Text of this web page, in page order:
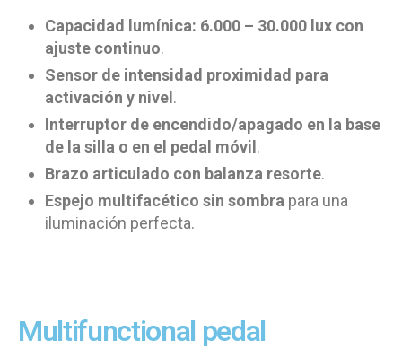
Capacidad lumínica: 6.000 – 30.000 lux con
ajuste continuo.
Sensor de intensidad proximidad para
activación y nivel.
Interruptor de encendido/apagado en la base
de la silla o en el pedal móvil.
Brazo articulado con balanza resorte.
Espejo multifacético sin sombra para una
iluminación perfecta.
Multifunctional pedal